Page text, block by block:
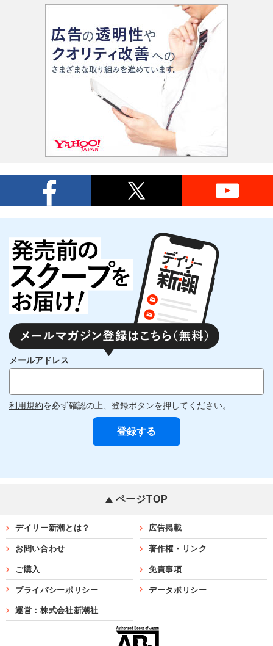
メールアドレス
利用規約を必ず確認の上、登録ボタンを押してください。
ページTOP
デイリー新潮とは？ 広告掲載
お問い合わせ 著作権・リンク
ご購入 免責事項
プライバシーポリシー データポリシー
運営：株式会社新潮社